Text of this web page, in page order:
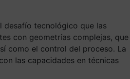
desafío tecnológico que las
con geometrías complejas, que
como el control del proceso. La
las capacidades en técnicas